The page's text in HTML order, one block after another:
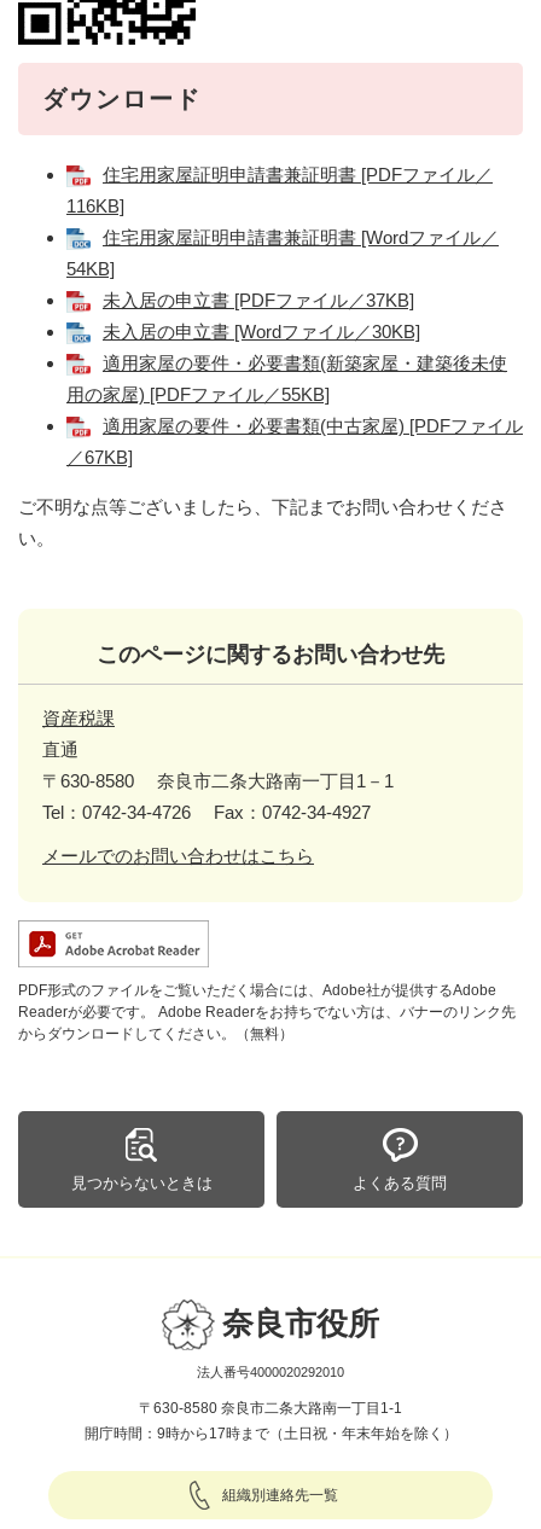
ダウンロード
住宅用家屋証明申請書兼証明書 [PDFファイル／
116KB]
住宅用家屋証明申請書兼証明書 [Wordファイル／
54KB]
未入居の申立書 [PDFファイル／37KB]
未入居の申立書 [Wordファイル／30KB]
適用家屋の要件・必要書類(新築家屋・建築後未使
用の家屋) [PDFファイル／55KB]
適用家屋の要件・必要書類(中古家屋) [PDFファイル
／67KB]
ご不明な点等ございましたら、下記までお問い合わせくださ
い。
このページに関するお問い合わせ先
資産税課
直通
〒630-8580
奈良市二条大路南一丁目1－1
Tel：0742-34-4726
Fax：0742-34-4927
メールでのお問い合わせはこちら
PDF形式のファイルをご覧いただく場合には、Adobe社が提供するAdobe
Readerが必要です。
Adobe Readerをお持ちでない方は、バナーのリンク先
からダウンロードしてください。（無料）
見つからないときは よくある質問
奈良市役所
法人番号4000020292010
〒630-8580 奈良市二条大路南一丁目1-1
開庁時間：9時から17時まで（土日祝・年末年始を除く）
組織別連絡先一覧